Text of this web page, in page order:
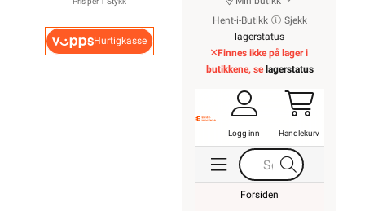
Hurtigkasse
Hent-i-Butikk
Sjekk
lagerstatus
Finnes ikke på lager i
butikkene, se lagerstatus
Logg inn Handlekurv
Forsiden